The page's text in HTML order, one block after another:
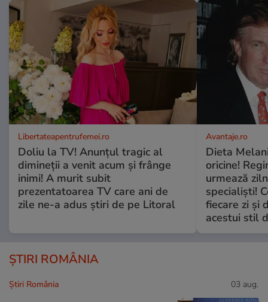
Libertateapentrufemei.ro
Doliu la TV! Anunțul tragic al
dimineții a venit acum și frânge
inimi! A murit subit
prezentatoarea TV care ani de
zile ne-a adus știri de pe Litoral
Avantaje.ro
Dieta
oricine!
urmează
specialiști!
fiecare zi și
acestui stil
ȘTIRI ROMÂNIA
Știri România 03 aug.